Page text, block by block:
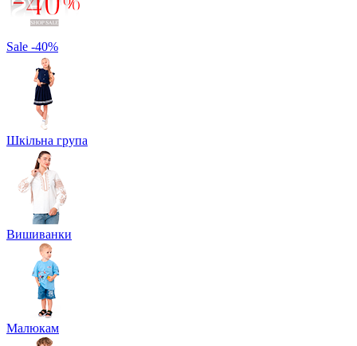
Sale -40%
Шкільна група
Вишиванки
Малюкам